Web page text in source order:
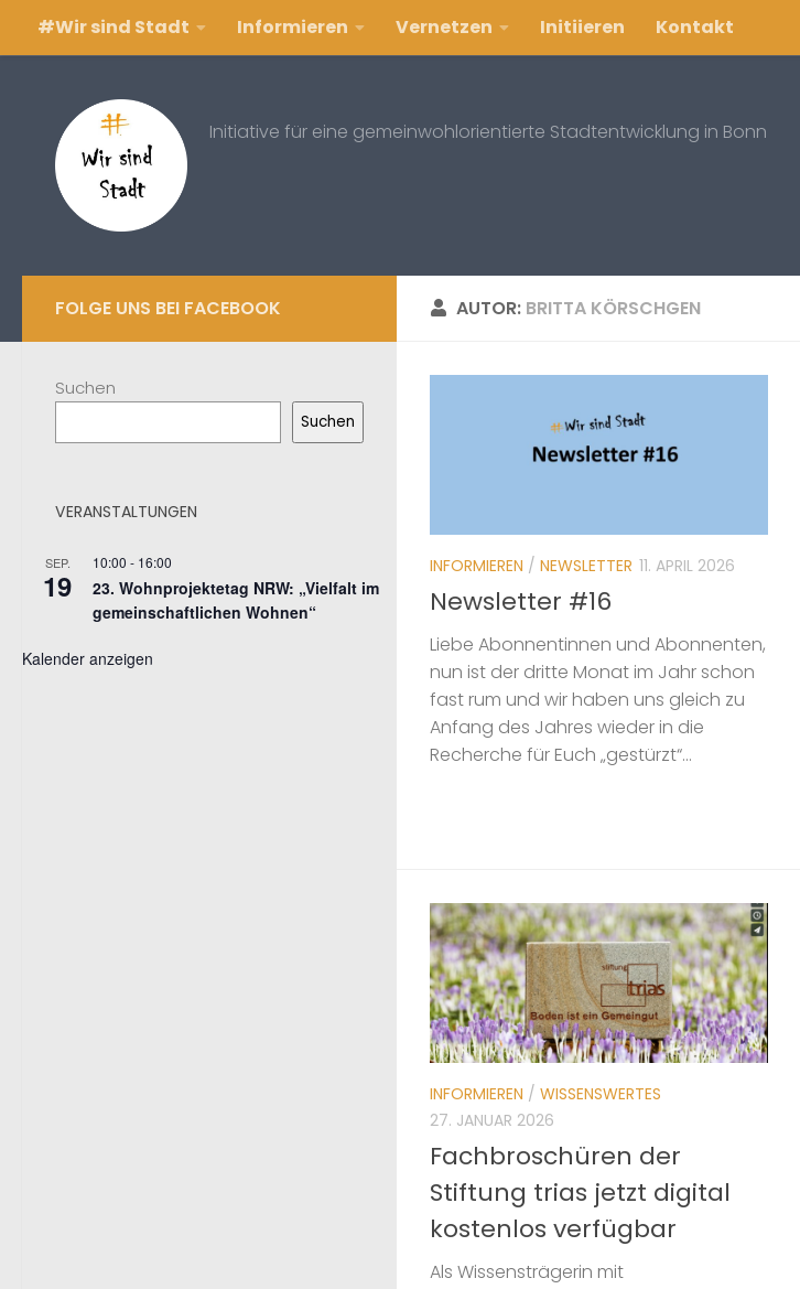
Zum Inhalt springen
#Wir sind Stadt Informieren Vernetzen Initiieren Kontakt
Initiative für eine gemeinwohlorientierte Stadtentwicklung in Bonn
AUTOR: BRITTA KÖRSCHGEN
INFORMIEREN / NEWSLETTER 11. APRIL 2026
Newsletter #16
Liebe Abonnentinnen und Abonnenten,
nun ist der dritte Monat im Jahr schon
fast rum und wir haben uns gleich zu
Anfang des Jahres wieder in die
Recherche für Euch „gestürzt“...
INFORMIEREN / WISSENSWERTES
27. JANUAR 2026
Fachbroschüren der
Stiftung trias jetzt digital
kostenlos verfügbar
Als Wissensträgerin mit
FOLGE UNS BEI FACEBOOK
Suchen
Suchen
VERANSTALTUNGEN
SEP.
19
10:00 - 16:00
23. Wohnprojektetag NRW: „Vielfalt im
gemeinschaftlichen Wohnen“
Kalender anzeigen